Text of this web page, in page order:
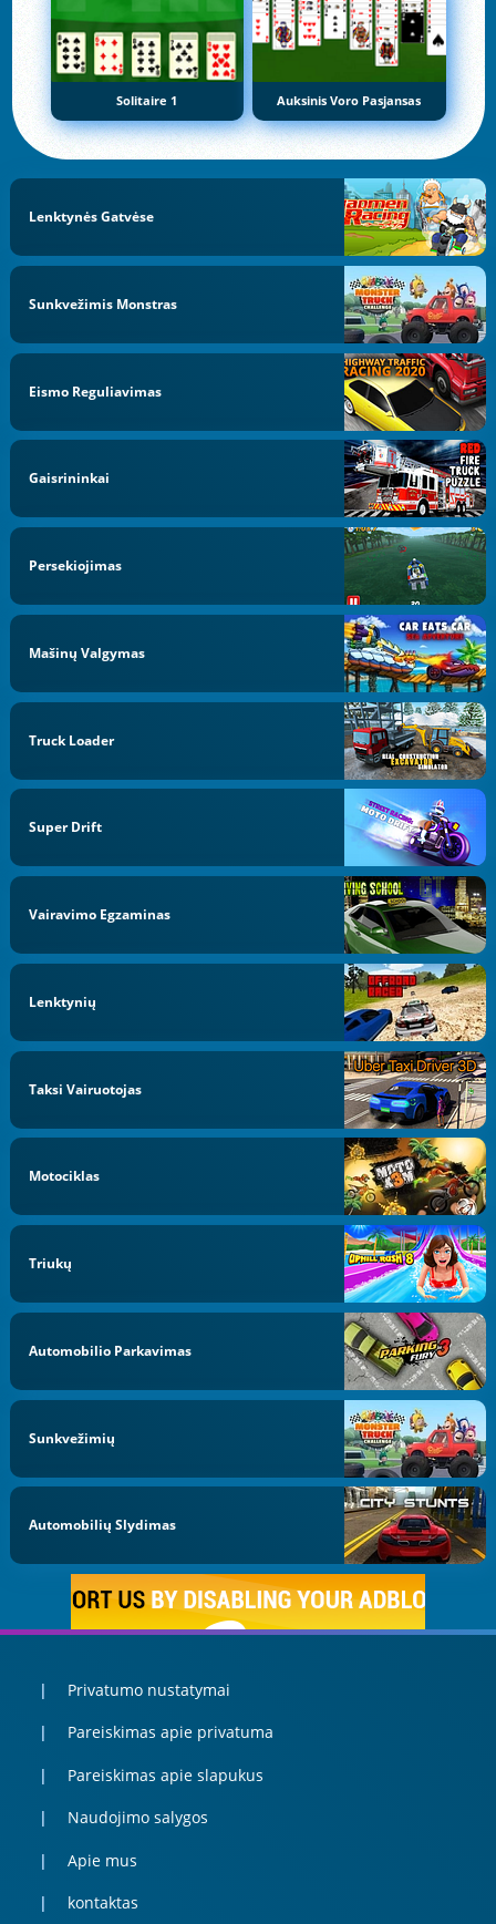
Solitaire 1 Auksinis Voro Pasjansas
Lenktynės Gatvėse
Sunkvežimis Monstras
Eismo Reguliavimas
Gaisrininkai
Persekiojimas
Mašinų Valgymas
Truck Loader
Super Drift
Vairavimo Egzaminas
Lenktynių
Taksi Vairuotojas
Motociklas
Triukų
Automobilio Parkavimas
Sunkvežimių
Automobilių Slydimas
Privatumo nustatymai
Pareiskimas apie privatuma
Pareiskimas apie slapukus
Naudojimo salygos
Apie mus
kontaktas